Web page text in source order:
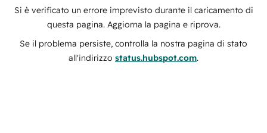
Si è verificato un errore imprevisto durante il caricamento di
questa pagina. Aggiorna la pagina e riprova.
Se il problema persiste, controlla la nostra pagina di stato
all'indirizzo status.hubspot.com.